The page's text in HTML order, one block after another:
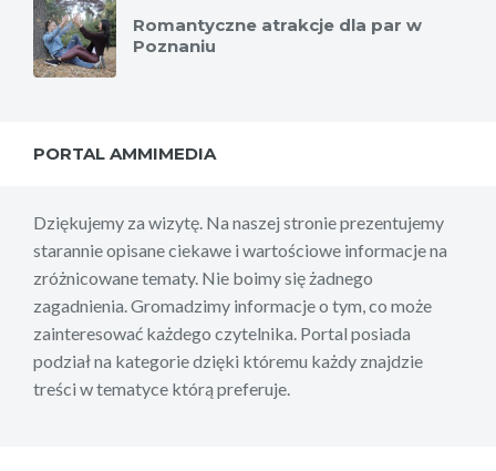
Romantyczne atrakcje dla par w
Poznaniu
PORTAL AMMIMEDIA
Dziękujemy za wizytę. Na naszej stronie prezentujemy
starannie opisane ciekawe i wartościowe informacje na
zróżnicowane tematy. Nie boimy się żadnego
zagadnienia. Gromadzimy informacje o tym, co może
zainteresować każdego czytelnika. Portal posiada
podział na kategorie dzięki któremu każdy znajdzie
treści w tematyce którą preferuje.